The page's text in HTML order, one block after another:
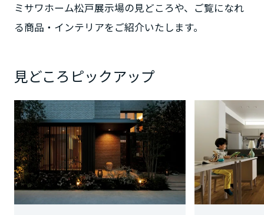
ミサワホーム松戸展示場の見どころや、ご覧になれ
る商品・インテリアをご紹介いたします。
見どころピックアップ
兵庫県
奈良県
和歌山県
中国・四国エリア
鳥取県